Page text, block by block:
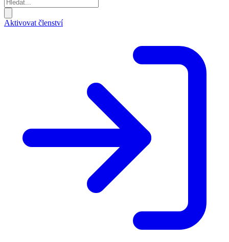
Aktivovat členství